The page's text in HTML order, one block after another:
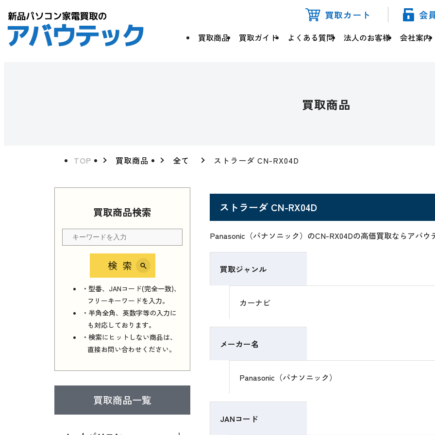
買取カート 会
買取商品 買取ガイド よくある質問 法人のお客様 会社案内
買取商品
TOP 買取商品 全て ストラーダ CN-RX04D
買取商品検索
検索
・型番、JANコード(完全一致)、
フリーキーワードを入力。
・半角全角、英数字等の入力に
も対応しております。
・検索にヒットしない商品は、
直接お問い合わせください。
買取商品一覧
ストラーダ CN-RX04D
Panasonic（パナソニック）のCN-RX04Dの高価買取ならアバウ
買取ジャンル
カーナビ
メーカー名
Panasonic（パナソニック）
JANコード